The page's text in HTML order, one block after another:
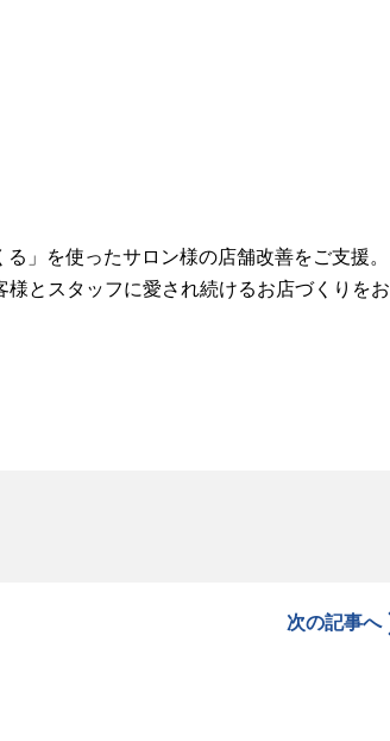
」を使ったサロン様の店舗改善をご支援。
とスタッフに愛され続けるお店づくりをお
次の記事へ